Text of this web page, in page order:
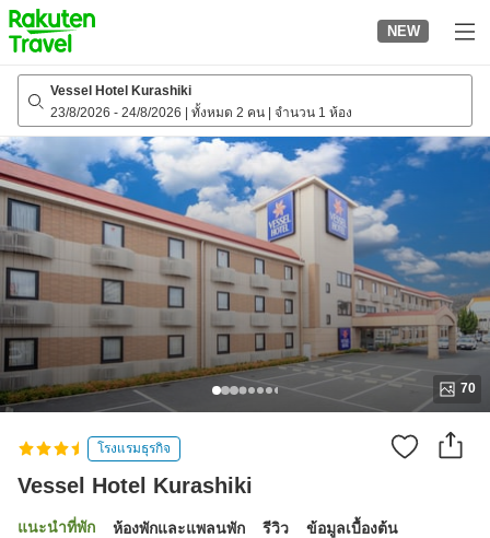
to
top
page
NEW
Vessel Hotel Kurashiki
23/8/2026 - 24/8/2026 ทั้งหมด 2 คน จำนวน 1 ห้อง
70
โรงแรมธุรกิจ
Vessel Hotel Kurashiki
แนะนำที่พัก ห้องพักและแพลนพัก รีวิว ข้อมูลเบื้องต้น